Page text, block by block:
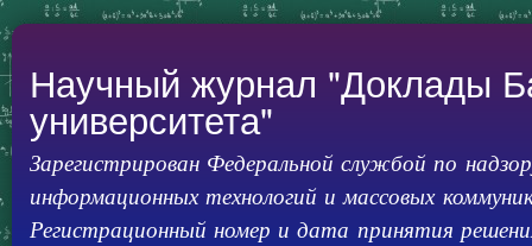
Научный журнал "Доклады
университета"
Зарегистрирован Федеральной службой по
информационных технологий и массовых
Регистрационный номер и дата принятия